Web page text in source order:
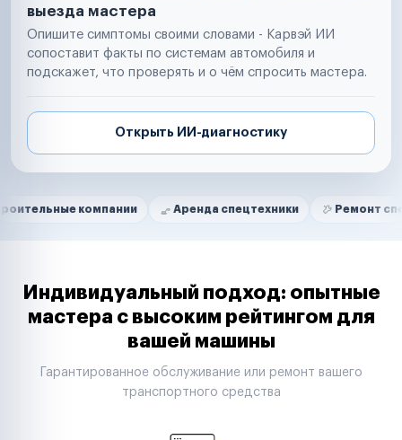
выезда мастера
Опишите симптомы своими словами - Карвэй ИИ
сопоставит факты по системам автомобиля и
подскажет, что проверять и о чём спросить мастера.
Открыть ИИ-диагностику
Нам доверяют
компании Аренда спецтехники Ремонт спецтехники
Маркетплейсы
Таксопарки
Автодилеры
Строительные компании
Аренда спецтехники
Индивидуальный подход: опытные
мастера с высоким рейтингом для
вашей машины
Гарантированное обслуживание или ремонт вашего
транспортного средства